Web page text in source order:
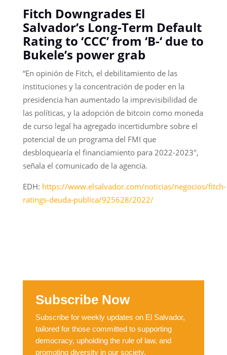
Fitch Downgrades El
Salvador’s Long-Term Default
Rating to ‘CCC’ from ‘B-‘ due to
Bukele’s power grab
“En opinión de Fitch, el debilitamiento de las
instituciones y la concentración de poder en la
presidencia han aumentado la imprevisibilidad de
las políticas, y la adopción de bitcoin como moneda
de curso legal ha agregado incertidumbre sobre el
potencial de un programa del FMI que
desbloquearía el financiamiento para 2022-2023″,
señala el comunicado de la agencia.
EDH: https://www.elsalvador.com/noticias/negocios/fitch-
ratings-deuda-publica/925628/2022/
Subscribe Now
Subscribe for weekly updates on El Salvador,
tailored for those committed to supporting
democracy, upholding the rule of law, and
promoting diversity in our society.